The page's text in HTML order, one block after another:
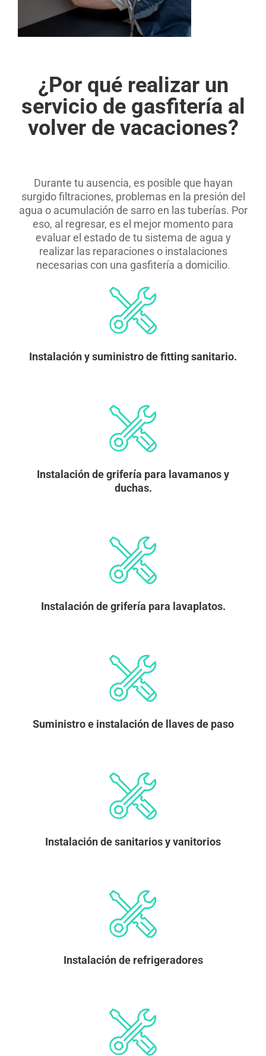
¿Por qué realizar un
servicio de gasfitería al
volver de vacaciones?
Durante tu ausencia, es posible que hayan
surgido filtraciones, problemas en la presión del
agua o acumulación de sarro en las tuberías. Por
eso, al regresar, es el mejor momento para
evaluar el estado de tu sistema de agua y
realizar las reparaciones o instalaciones
necesarias con una gasfitería a domicilio.
Instalación y suministro de fitting sanitario.
Instalación de grifería para lavamanos y
duchas.
Instalación de grifería para lavaplatos.
Suministro e instalación de llaves de paso
Instalación de sanitarios y vanitorios
Instalación de refrigeradores